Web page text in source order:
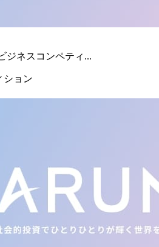
ジネスコンペティ...
ション